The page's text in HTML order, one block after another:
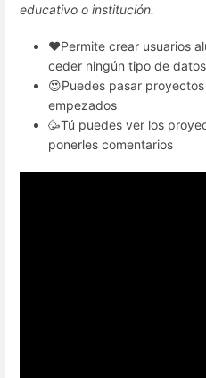
educativo o institución.
❤️Permite crear usuarios
ceder ningún tipo de datos
😍Puedes pasar
empezados
🥳Tú puedes ver los
ponerles comentarios